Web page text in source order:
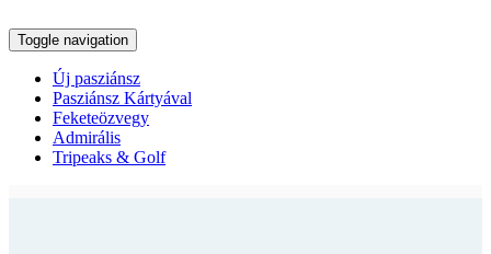
Toggle navigation
Új pasziánsz
Pasziánsz Kártyával
Feketeözvegy
Admirális
Tripeaks & Golf